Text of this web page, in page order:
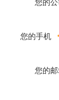
您的公
您的手机
您的邮